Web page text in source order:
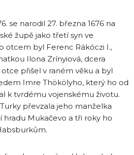
se narodil 27. března 1676 na
župě jako třetí syn ve
otcem byl Ferenc Rákóczi I.,
Ilona Zrínyiová, dcera
přišel v raném věku a byl
Imre Thökölyho, který ho od
k tvrdému vojenskému životu.
převzala jeho manželka
hradu Mukačevo a tři roky ho